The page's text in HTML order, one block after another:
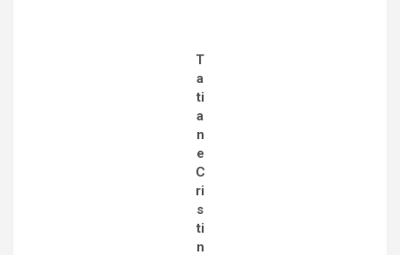
T
a
ti
a
n
e
C
ri
s
ti
n